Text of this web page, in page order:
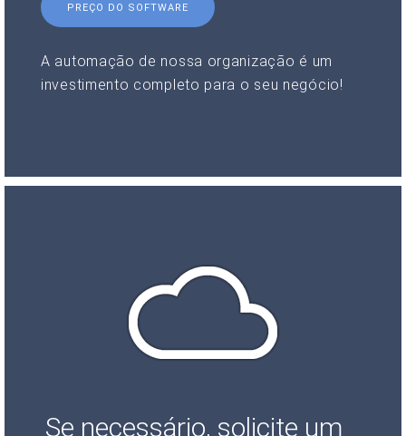
PREÇO DO SOFTWARE
A automação de nossa organização é um
investimento completo para o seu negócio!
Se necessário, solicite um